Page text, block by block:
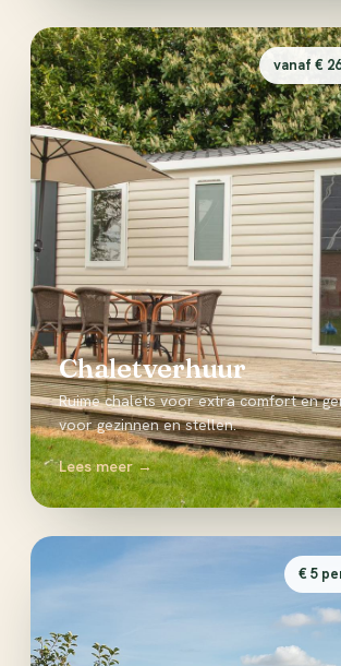
vanaf €
Chaletverhuur
Ruime chalets voor extra comfort en
voor gezinnen en stellen.
Lees meer →
€ 5